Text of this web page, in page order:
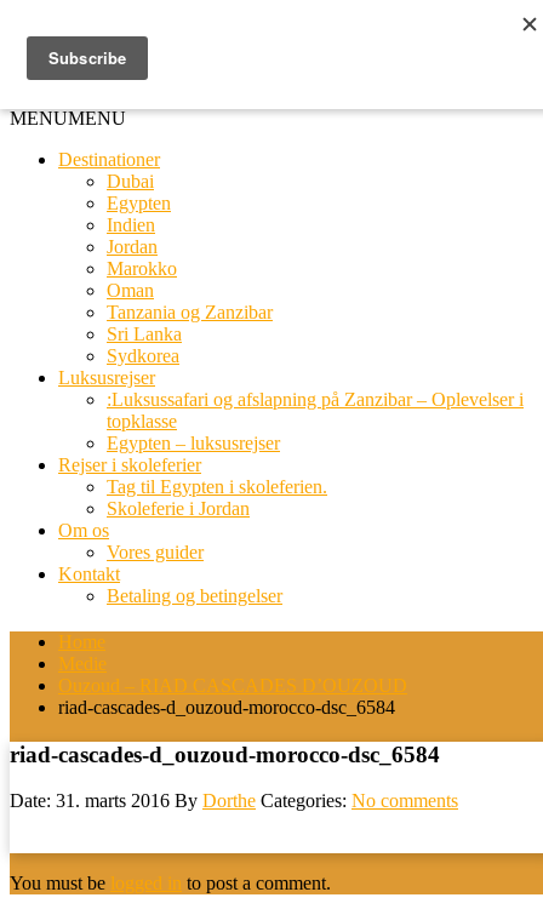
MENUMENU
Destinationer
Dubai
Egypten
Indien
Jordan
Marokko
Oman
Tanzania og Zanzibar
Sri Lanka
Sydkorea
Luksusrejser
:Luksussafari og afslapning på Zanzibar – Oplevelser i
topklasse
Egypten – luksusrejser
Rejser i skoleferier
Tag til Egypten i skoleferien.
Skoleferie i Jordan
Om os
Vores guider
Kontakt
Betaling og betingelser
Home
Medie
Ouzoud – RIAD CASCADES D’OUZOUD
riad-cascades-d_ouzoud-morocco-dsc_6584
riad-cascades-d_ouzoud-morocco-dsc_6584
Date: 31. marts 2016 By Dorthe Categories: No comments
You must be logged in to post a comment.